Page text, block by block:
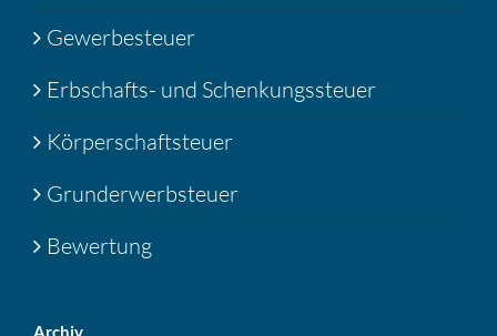
Gewerbesteuer
Erbschafts- und Schenkungssteuer
Körperschaftsteuer
Grunderwerbsteuer
Bewertung
Archiv